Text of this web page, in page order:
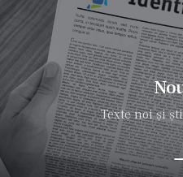
Texte noi și